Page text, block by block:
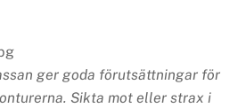
ger goda förutsättningar för
Sikta mot eller strax i